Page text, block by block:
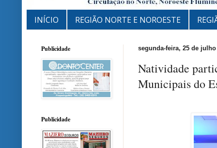
INÍCIO REGIÃO NORTE E NOROESTE
segunda-feira, 25 de julho
Natividade
Municipais do
Publicidade
Publicidade